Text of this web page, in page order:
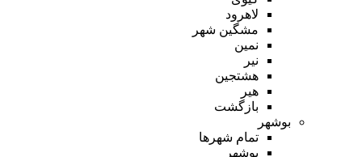
لاهرود
مشگین شهر
نمین
نیر
هشتجین
هیر
بازگشت
بوشهر
تمام شهر‌ها
بوشهر